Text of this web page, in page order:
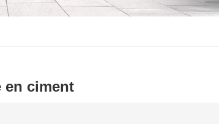
en ciment